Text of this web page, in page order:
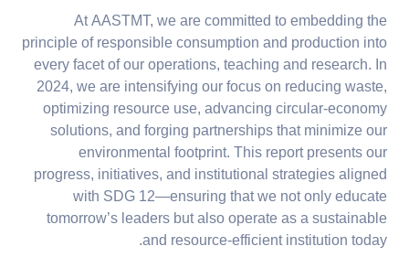
literacy
At AASTMT, we are committed to embedding the
principle of responsible consumption and production into
every facet of our operations, teaching and research. In
2024, we are intensifying our focus on reducing waste,
optimizing resource use, advancing circular-economy
solutions, and forging partnerships that minimize our
environmental footprint. This report presents our
progress, initiatives, and institutional strategies aligned
with SDG 12—ensuring that we not only educate
tomorrow’s leaders but also operate as a sustainable
and resource-efficient institution today.